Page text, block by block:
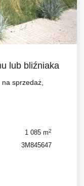
lub bliźniaka
na sprzedaż,
1 085 m2
3M845647